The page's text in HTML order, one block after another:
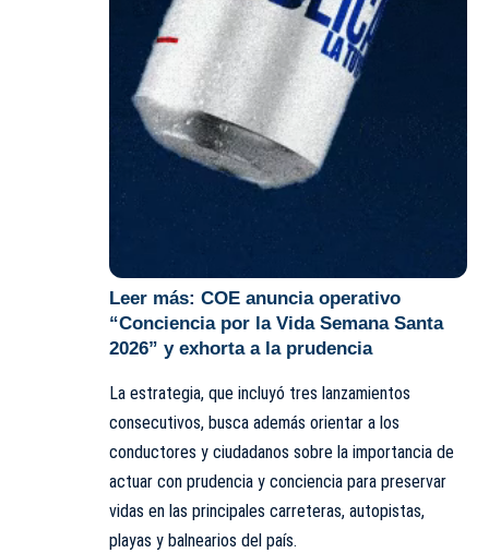
Leer más: COE anuncia operativo
“Conciencia por la Vida Semana Santa
2026” y exhorta a la prudencia
La estrategia, que incluyó tres lanzamientos
consecutivos, busca además orientar a los
conductores y ciudadanos sobre la importancia de
actuar con prudencia y conciencia para preservar
vidas en las principales carreteras, autopistas,
playas y balnearios del país.